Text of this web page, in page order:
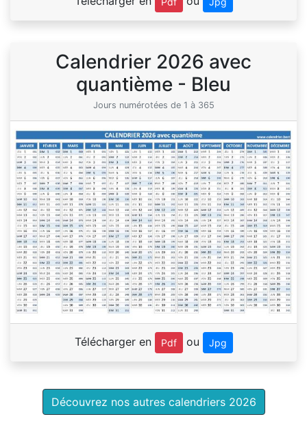
Calendrier 2026 avec
quantième - Bleu
Jours numérotées de 1 à 365
Télécharger en Pdf ou Jpg
Découvrez nos autres calendriers 2026